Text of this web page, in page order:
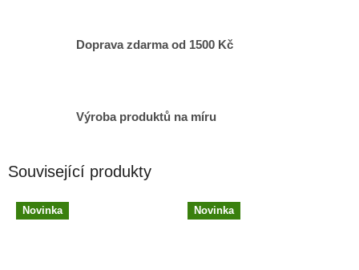
Doprava zdarma od 1500 Kč
Výroba produktů na míru
Související produkty
Novinka Novinka